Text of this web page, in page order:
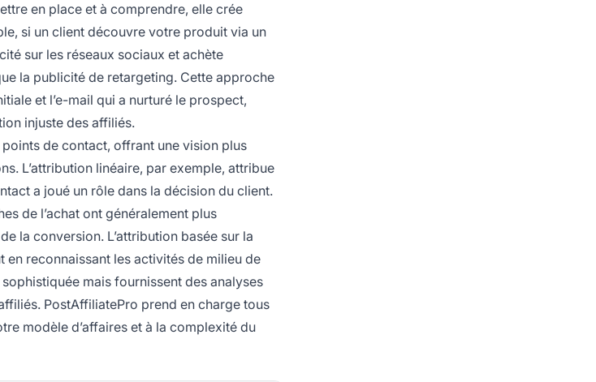
en place et à comprendre, elle crée
si un client découvre votre produit via un
sur les réseaux sociaux et achète
la publicité de retargeting. Cette approche
et l’e-mail qui a nurturé le prospect,
injuste des affiliés.
de contact, offrant une vision plus
L’attribution linéaire, par exemple, attribue
a joué un rôle dans la décision du client.
de l’achat ont généralement plus
la conversion. L’attribution basée sur la
reconnaissant les activités de milieu de
mais fournissent des analyses
PostAffiliatePro prend en charge tous
modèle d’affaires et à la complexité du